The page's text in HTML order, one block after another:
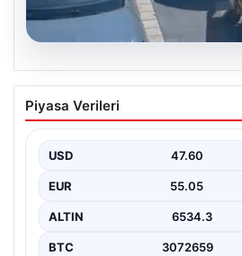
05.08.2026
Yalova’da Park Gerilimi:
Sandalye Çekip Aracı
meydana gelen ilginç bir olay,
Piyasa Verileri
USD 47.60
EUR 55.05
ALTIN 6534.3
BTC 3072659